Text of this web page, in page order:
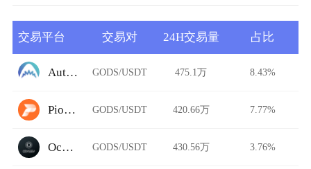
交易平台 交易对 24H交易量 占比
AutoShark Finance GODS/USDT 475.1万 8.43%
Pionex GODS/USDT 420.66万 7.77%
Ocnex GODS/USDT 430.56万 3.76%